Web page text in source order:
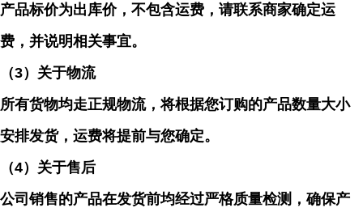
产品标价为出库价，不包含运费，请联系商家确定运
费，并说明相关事宜。
（3）关于物流
所有货物均走正规物流，将根据您订购的产品数量大小
安排发货，运费将提前与您确定。
（4）关于售后
公司销售的产品在发货前均经过严格质量检测，确保产